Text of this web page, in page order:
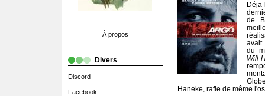
À propos
Divers
Discord
Facebook
Déja
de
avait
du
Will
Haneke, rafle de même